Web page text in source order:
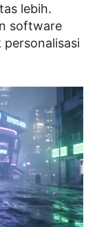
lebih.
software